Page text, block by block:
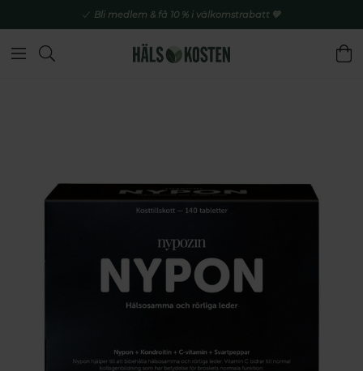
Bli medlem & få 10 % i välkomstrabatt 💚